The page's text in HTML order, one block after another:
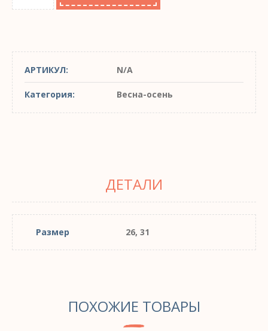
АРТИКУЛ: N/A
Категория: Весна-осень
ДЕТАЛИ
Размер 26, 31
ПОХОЖИЕ ТОВАРЫ